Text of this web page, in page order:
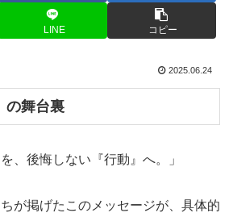
LINE コピー
2025.06.24
の舞台裏
、後悔しない『行動』へ。」
が掲げたこのメッセージが、具体的